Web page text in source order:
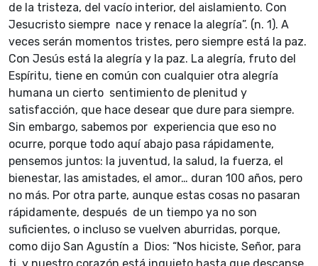
de la tristeza, del vacío interior, del aislamiento. Con
Jesucristo siempre nace y renace la alegría”. (n. 1). A
veces serán momentos tristes, pero siempre está la paz.
Con Jesús está la alegría y la paz. La alegría, fruto del
Espíritu, tiene en común con cualquier otra alegría
humana un cierto sentimiento de plenitud y
satisfacción, que hace desear que dure para siempre.
Sin embargo, sabemos por experiencia que eso no
ocurre, porque todo aquí abajo pasa rápidamente,
pensemos juntos: la juventud, la salud, la fuerza, el
bienestar, las amistades, el amor… duran 100 años, pero
no más. Por otra parte, aunque estas cosas no pasaran
rápidamente, después de un tiempo ya no son
suficientes, o incluso se vuelven aburridas, porque,
como dijo San Agustín a Dios: “Nos hiciste, Señor, para